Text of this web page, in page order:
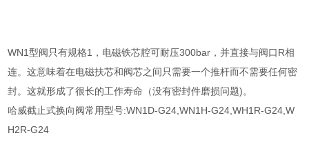
WN1型阀只有规格1，电磁铁芯腔可耐压300bar，并直接与阀口R相
连。这意味着在电磁扶芯和阀芯之间只需要一个推杆而不需要任何密
封。这就形成了很长的工作寿命（没有密封件磨损问题)。
哈威截止式换向阀常用型号:WN1D-G24,WN1H-G24,WH1R-G24,W
H2R-G24